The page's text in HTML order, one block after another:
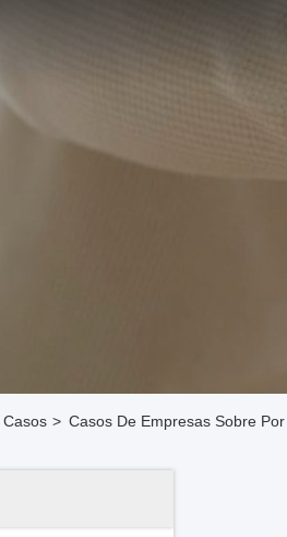
Casos > Casos De Empresas Sobre